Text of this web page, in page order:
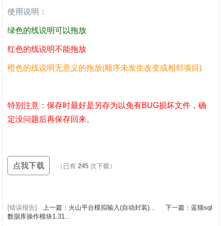
使用说明：
绿色的线说明可以拖放
红色的线说明不能拖放
橙色的线说明无意义的拖放(顺序未发生改变或相邻项目)
特别注意：保存时最好是另存为以免有BUG损坏文件，确
定没问题后再保存回来。
点我下载 （已有245 次下载）
[错误报告] 上一篇：火山平台模拟输入(自动封装)...
下一篇：蓝猫sql
数据库操作模块1.31...